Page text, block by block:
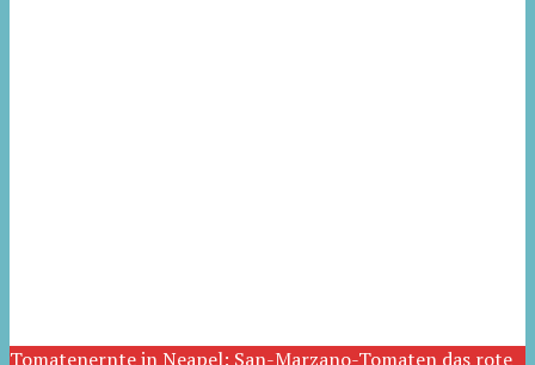
Tomatenernte in Neapel: San-Marzano-Tomaten das rote